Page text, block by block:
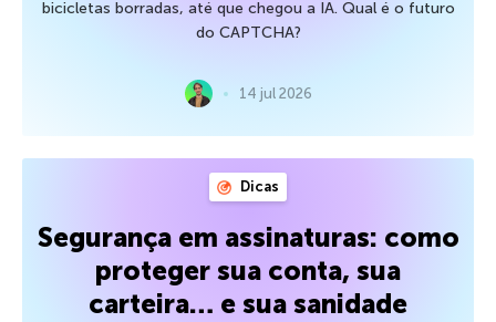
bicicletas borradas, até que chegou a IA. Qual é o futuro
do CAPTCHA?
14 jul 2026
Dicas
Segurança em assinaturas: como
proteger sua conta, sua
carteira… e sua sanidade